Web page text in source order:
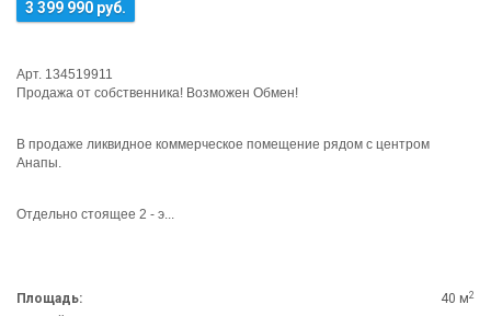
3 399 990 руб.
Арт. 134519911
Продажа от собственника! Возможен Обмен!
В продаже ликвидное коммерческое помещение рядом с центром
Анапы.
Отдельно стоящее 2 - э...
Площадь: 40 м2